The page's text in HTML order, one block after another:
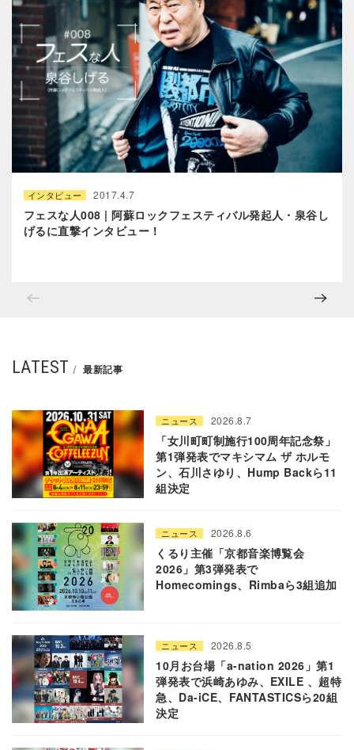
インタビュー 2017.4.7
フェスな人008 | 阿蘇ロックフェスティバル発起人・泉谷し
げるに直撃インタビュー！
LATEST 最新記事
ニュース 2026.8.7
「女川町町制施行100周年記念祭」
第1弾発表でマキシマム ザ ホルモ
ン、石川さゆり、Hump Backら11
組決定
ニュース 2026.8.6
くるり主催「京都音楽博覧会
2026」第3弾発表で
Homecomings、Rimbaら3組追加
ニュース 2026.8.5
10月お台場「a-nation 2026」第1
弾発表で浜崎あゆみ、EXILE 、超特
急、Da-iCE、FANTASTICSら20組
決定